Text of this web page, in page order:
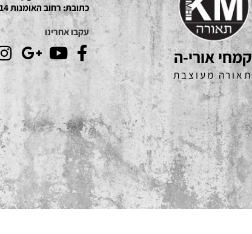
ה
מעוצבת
טלפון: 09-8619959
מייל:mk7708177@gmail.com
כתובת:רחוב האומנות 14 אזוהת חדש נתניה
עקבו אחרינו